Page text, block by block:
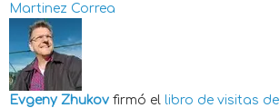
Martinez Correa
Evgeny Zhukov firmó el libro de visitas de